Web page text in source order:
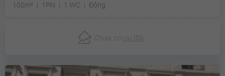
100m²
1PN 1 WC Đông
Chưa có ưu đãi